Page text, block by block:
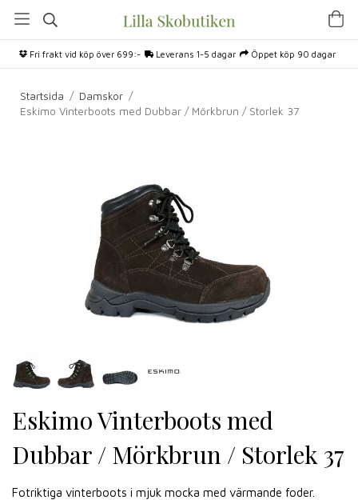
Fri frakt vid köp över 699:- Leverans 1-5 dagar Öppet köp 90 dagar
Startsida / Damskor /
Eskimo Vinterboots med Dubbar / Mörkbrun / Storlek 37
Eskimo Vinterboots med
Dubbar / Mörkbrun / Storlek 37
Fotriktiga vinterboots i mjuk mocka med värmande foder.